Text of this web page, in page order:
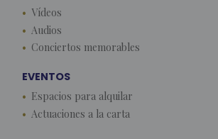
Vídeos
Audios
Conciertos memorables
EVENTOS
Espacios para alquilar
Actuaciones a la carta